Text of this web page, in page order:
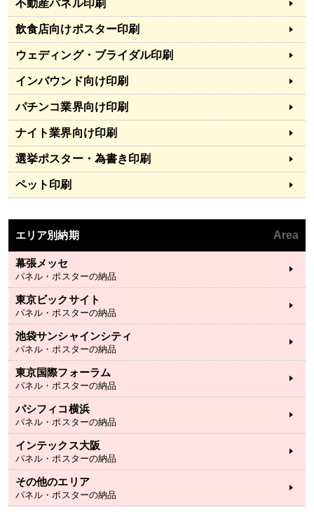
不動産パネル印刷
飲食店向けポスター印刷
ウェディング・ブライダル印刷
インバウンド向け印刷
パチンコ業界向け印刷
ナイト業界向け印刷
選挙ポスター・為書き印刷
ペット印刷
エリア別納期 Area
幕張メッセ
パネル・ポスターの納品
東京ビックサイト
パネル・ポスターの納品
池袋サンシャインシティ
パネル・ポスターの納品
東京国際フォーラム
パネル・ポスターの納品
パシフィコ横浜
パネル・ポスターの納品
インテックス大阪
パネル・ポスターの納品
その他のエリア
パネル・ポスターの納品